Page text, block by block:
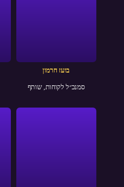
בועז חרמון
סמנכ״ל לקוחות, שותף